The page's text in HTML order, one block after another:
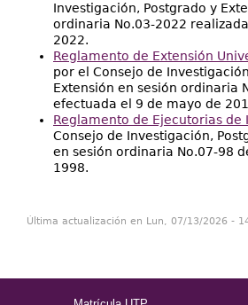
Investigación, Postgrado y
ordinaria No.03-2022
2022.
Reglamento de Extensión
por el Consejo de
Extensión en sesión ordinaria
efectuada el 9 de mayo de
Reglamento de Ejecutorias de
Consejo de Investigación,
en sesión ordinaria No.07-98
1998.
Última actualización en Lun, 07/13/2026 -